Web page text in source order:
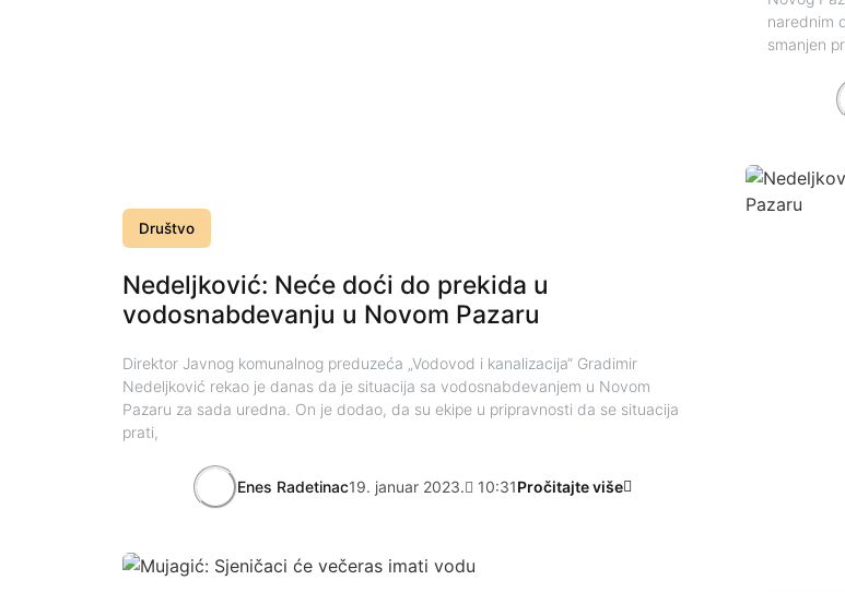
narednim
smanjen
Društvo
Nedeljković: Neće doći do prekida u
vodosnabdevanju u Novom Pazaru
Direktor Javnog komunalnog preduzeća „Vodovod i kanalizacija“ Gradimir
Nedeljković rekao je danas da je situacija sa vodosnabdevanjem u Novom
Pazaru za sada uredna. On je dodao, da su ekipe u pripravnosti da se situacija
prati,
Enes Radetinac19. januar 2023. 10:31Pročitajte više